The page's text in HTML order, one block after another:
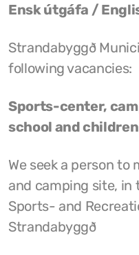
Ensk útgáfa /
Strandabyggð
following vacancies:
Sports-center,
school and
We seek a person
and camping site, in
Sports- and
Strandabyggð